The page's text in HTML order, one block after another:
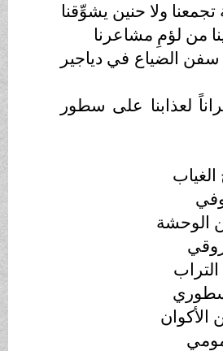
ولا حنين يشوِّقنا
من لؤمِ مشاعرنا
الضياع في دياجير
لعذابنا على سطور